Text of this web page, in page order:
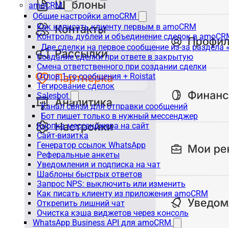
amoCRM
Общие настройки amoCRM
Как написать клиенту первым в amoCRM
Контроль дублей и объединение сделок в
Две сделки на первое сообщение из-за раздела
Создание сделки при ответе в закрытую
Смена ответственного при создании сделки
Отлов 1-го сообщения + Roistat
Тегирование сделок
Salesbot
Канал связи для отправки сообщений
Бот пишет только в нужный мессенджер
Кнопка мессенджера на сайт
Сайт-визитка
Генератор ссылок WhatsApp
Реферальные анкеты
Уведомления и подписка на чат
Шаблоны быстрых ответов
Запрос NPS: выключить или изменить
Как писать клиенту из приложения amoCRM
Открепить лишний чат
Очистка кэша виджетов через консоль
WhatsApp Business API для amoCRM